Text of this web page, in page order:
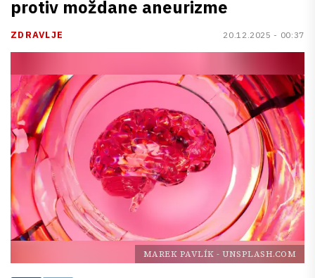
protiv moždane aneurizme
ZDRAVLJE 20.12.2025 - 00:37
MAREK PAVLÍK - UNSPLASH.COM